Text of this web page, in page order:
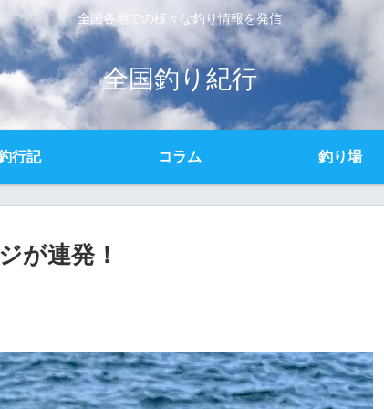
全国各地での様々な釣り情報を発信
全国釣り紀行
行記 コラム 釣り場
が連発！